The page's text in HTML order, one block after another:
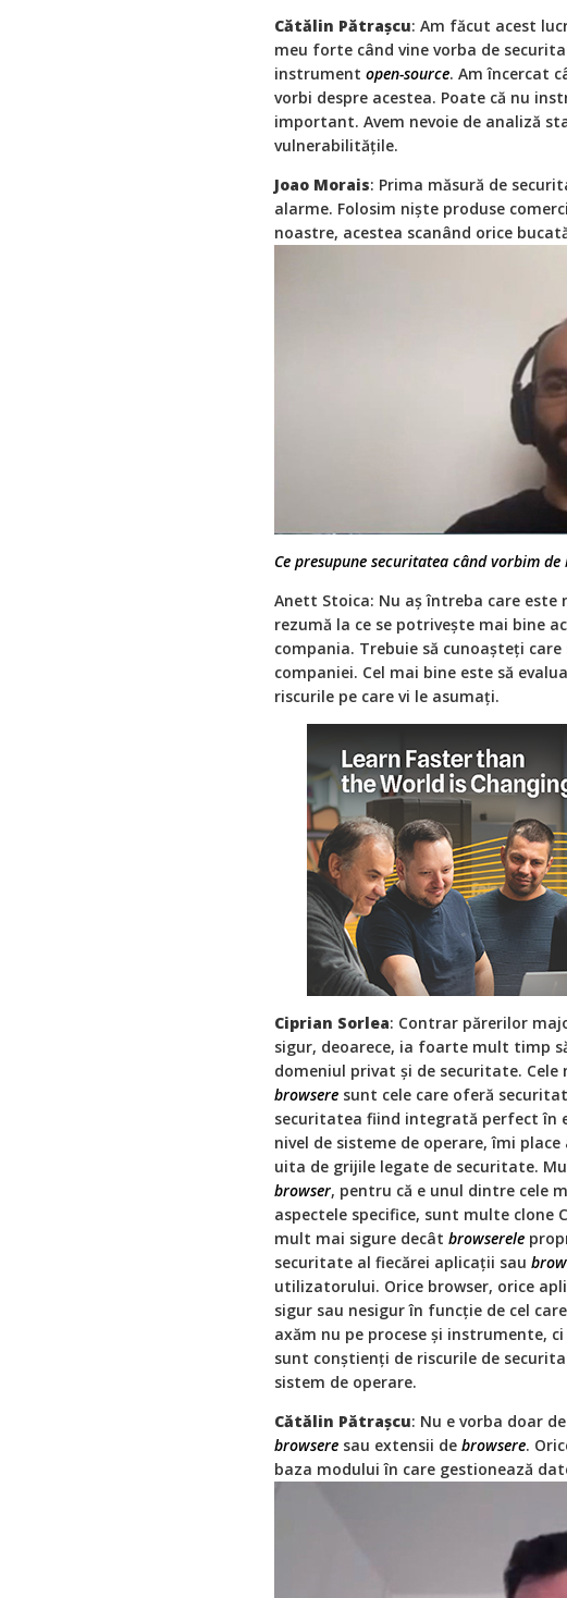
Cătălin Pătrașcu: Am făcut acest
meu forte când vine vorba de
instrument open-source. Am încercat
vorbi despre acestea. Poate că nu
important. Avem nevoie de analiză
vulnerabilitățile.
Joao Morais: Prima măsură de
alarme. Folosim niște produse
noastre, acestea scanând orice
Ce presupune securitatea când vorbim
Anett Stoica: Nu aș întreba care este
rezumă la ce se potrivește mai bine
compania. Trebuie să cunoașteți
companiei. Cel mai bine este să
riscurile pe care vi le asumați.
Ciprian Sorlea: Contrar părerilor
sigur, deoarece, ia foarte mult timp
domeniul privat și de securitate.
browsere sunt cele care oferă
securitatea fiind integrată perfect în
nivel de sisteme de operare, îmi
uita de grijile legate de securitate.
browser, pentru că e unul dintre cele
aspectele specifice, sunt multe clone
mult mai sigure decât browserele
securitate al fiecărei aplicații sau
utilizatorului. Orice browser, orice
sigur sau nesigur în funcție de cel
axăm nu pe procese și instrumente,
sunt conștienți de riscurile de
sistem de operare.
Cătălin Pătrașcu: Nu e vorba doar
browsere sau extensii de browsere.
baza modului în care gestionează